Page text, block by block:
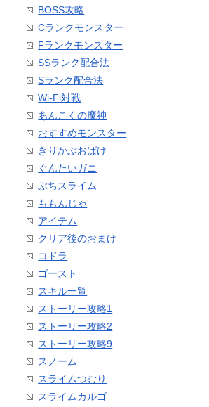
BOSS攻略
Cランクモンスター
Fランクモンスター
SSランク配合法
Sランク配合法
Wi-Fi対戦
あんこくの魔神
おすすめモンスター
きりかぶおばけ
ぐんたいガニ
ぶちスライム
ももんじゃ
アイテム
クリア後のおまけ
コドラ
ゴースト
スキル一覧
ストーリー攻略1
ストーリー攻略2
ストーリー攻略9
スノーム
スライムつむり
スライムカルゴ